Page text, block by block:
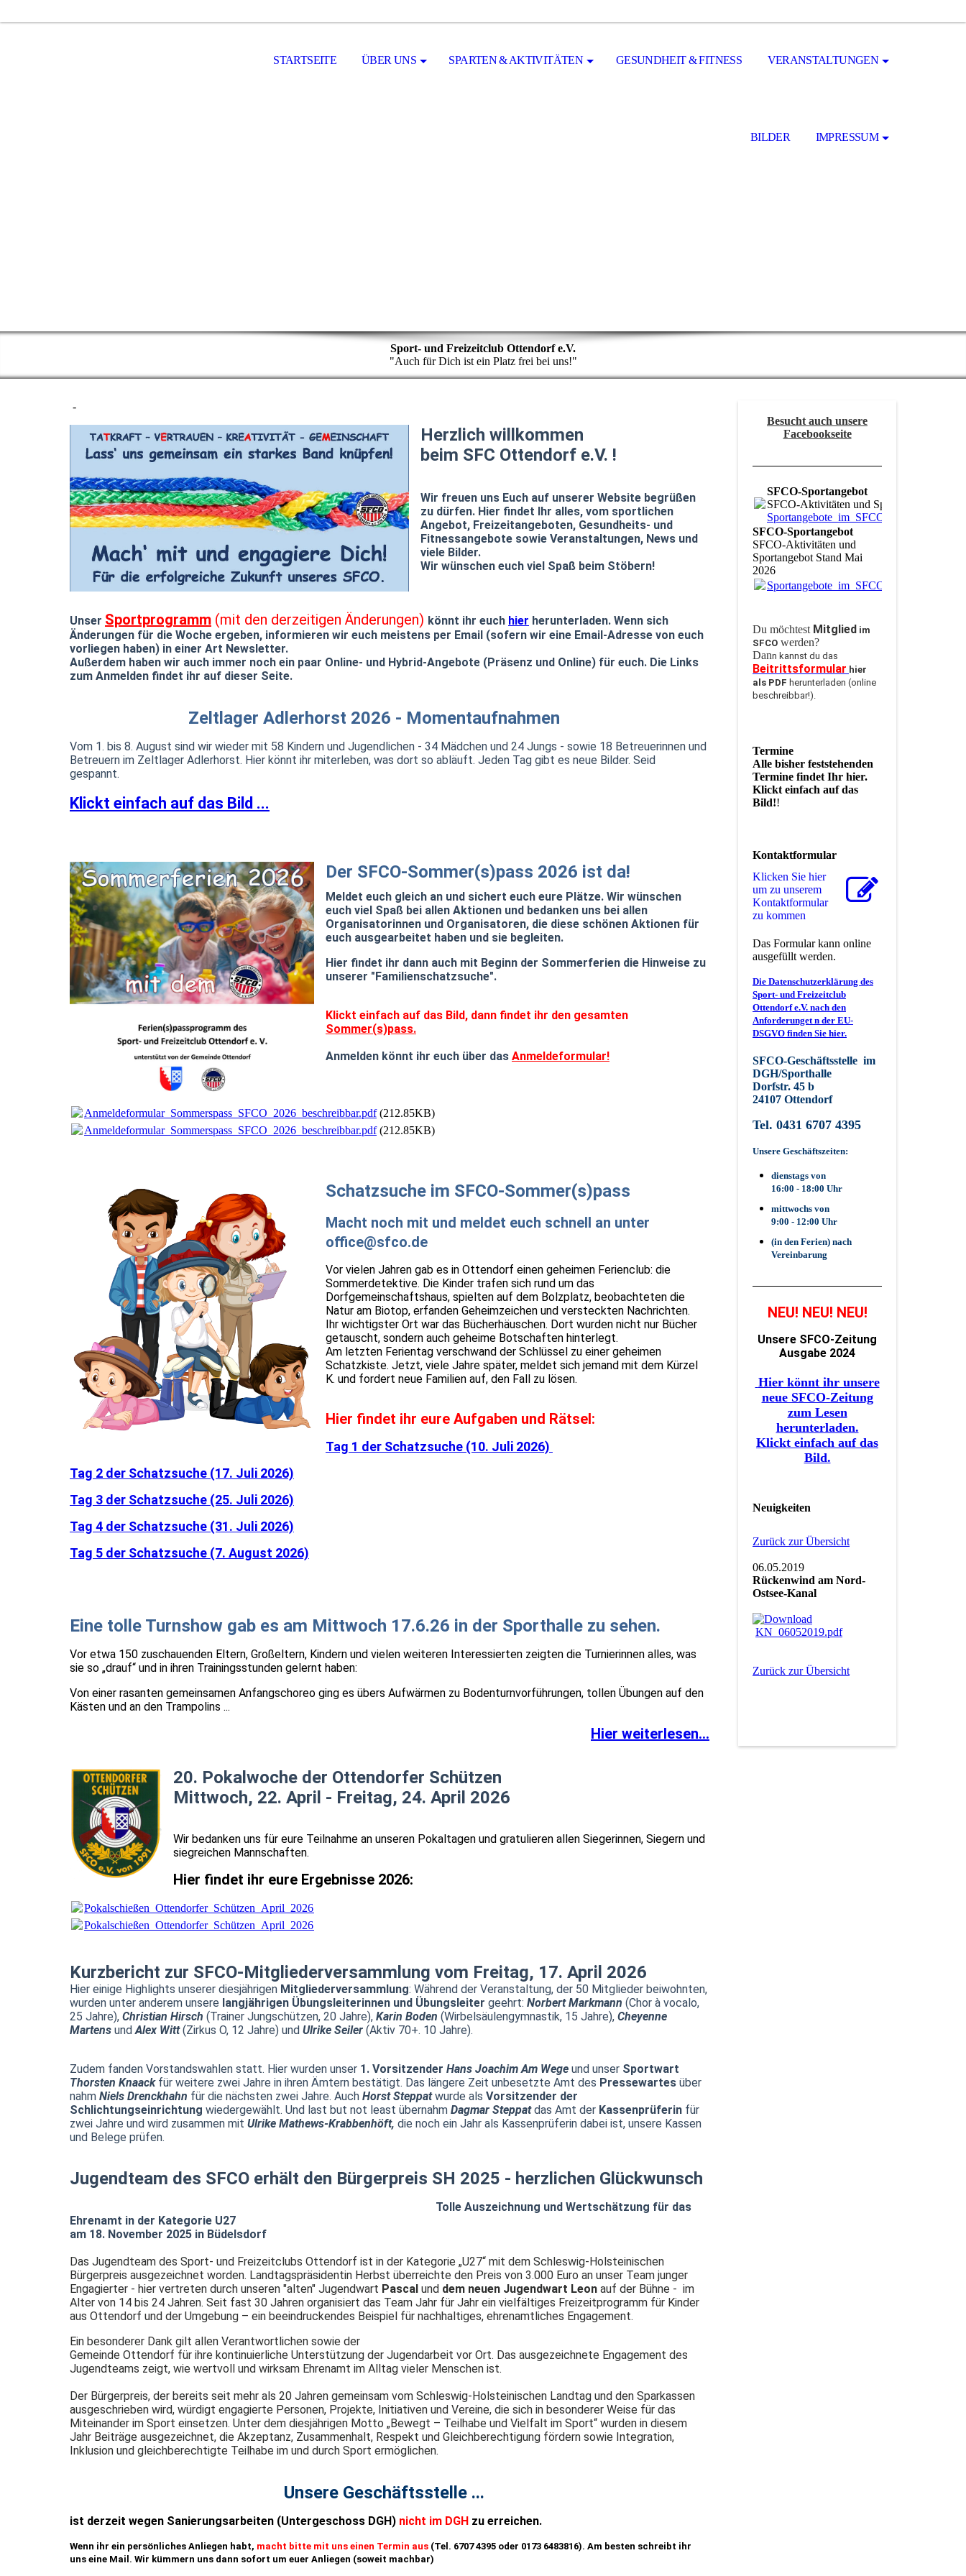
STARTSEITE ÜBER UNS SPARTEN & AKTIVITÄTEN GESUNDHEIT & FITNESS VERANSTALTUNGEN
BILDER IMPRESSUM
Sport- und Freizeitclub Ottendorf e.V.
"Auch für Dich ist ein Platz frei bei uns!"
-
Herzlich willkommen
beim SFC Ottendorf e.V. !
Wir freuen uns Euch auf unserer Website begrüßen
zu dürfen. Hier findet Ihr alles, vom sportlichen
Angebot, Freizeitangeboten, Gesundheits- und
Fitnessangebote sowie Veranstaltungen, News und
viele Bilder.
Wir wünschen euch viel Spaß beim Stöbern!
Unser Sportprogramm (mit den derzeitigen Änderungen) könnt ihr euch hier herunterladen. Wenn sich
Änderungen für die Woche ergeben, informieren wir euch meistens per Email (sofern wir eine Email-Adresse von euch
vorliegen haben) in einer Art Newsletter.
Außerdem haben wir auch immer noch ein paar Online- und Hybrid-Angebote (Präsenz und Online) für euch. Die Links
zum Anmelden findet ihr auf dieser Seite.
Zeltlager Adlerhorst 2026 - Momentaufnahmen
Vom 1. bis 8. August sind wir wieder mit 58 Kindern und Jugendlichen - 34 Mädchen und 24 Jungs - sowie 18 Betreuerinnen und
Betreuern im Zeltlager Adlerhorst. Hier könnt ihr miterleben, was dort so abläuft. Jeden Tag gibt es neue Bilder. Seid
gespannt.
Klickt einfach auf das Bild ...
Der SFCO-Sommer(s)pass 2026 ist da!
Meldet euch gleich an und sichert euch eure Plätze. Wir wünschen
euch viel Spaß bei allen Aktionen und bedanken uns bei allen
Organisatorinnen und Organisatoren, die diese schönen Aktionen für
euch ausgearbeitet haben und sie begleiten.
Hier findet ihr dann auch mit Beginn der Sommerferien die Hinweise zu
unserer "Familienschatzsuche".
Klickt einfach auf das Bild, dann findet ihr den gesamten
Sommer(s)pass.
Anmelden könnt ihr euch über das Anmeldeformular!
Anmeldeformular_Sommerspass_SFCO_2026_beschreibbar.pdf(212.85KB)
Anmeldeformular_Sommerspass_SFCO_2026_beschreibbar.pdf(212.85KB)
Schatzsuche im SFCO-Sommer(s)pass
Macht noch mit und meldet euch schnell an unter
office@sfco.de
Vor vielen Jahren gab es in Ottendorf einen geheimen Ferienclub: die
Sommerdetektive. Die Kinder trafen sich rund um das
Dorfgemeinschaftshaus, spielten auf dem Bolzplatz, beobachteten die
Natur am Biotop, erfanden Geheimzeichen und versteckten Nachrichten.
Ihr wichtigster Ort war das Bücherhäuschen. Dort wurden nicht nur Bücher
getauscht, sondern auch geheime Botschaften hinterlegt.
Am letzten Ferientag verschwand der Schlüssel zu einer geheimen
Schatzkiste. Jetzt, viele Jahre später, meldet sich jemand mit dem Kürzel
K. und fordert neue Familien auf, den Fall zu lösen.
Hier findet ihr eure Aufgaben und Rätsel:
Tag 1 der Schatzsuche (10. Juli 2026)
Tag 2 der Schatzsuche (17. Juli 2026)
Tag 3 der Schatzsuche (25. Juli 2026)
Tag 4 der Schatzsuche (31. Juli 2026)
Tag 5 der Schatzsuche (7. August 2026)
Eine tolle Turnshow gab es am Mittwoch 17.6.26 in der Sporthalle zu sehen.
Vor etwa 150 zuschauenden Eltern, Großeltern, Kindern und vielen weiteren Interessierten zeigten die Turnierinnen alles, was
sie so „drauf“ und in ihren Trainingsstunden gelernt haben:
Von einer rasanten gemeinsamen Anfangschoreo ging es übers Aufwärmen zu Bodenturnvorführungen, tollen Übungen auf den
Kästen und an den Trampolins ...
Hier weiterlesen...
20. Pokalwoche der Ottendorfer Schützen
Mittwoch, 22. April - Freitag, 24. April 2026
Wir bedanken uns für eure Teilnahme an unseren Pokaltagen und gratulieren allen Siegerinnen, Siegern und
siegreichen Mannschaften.
Hier findet ihr eure Ergebnisse 2026:
Pokalschießen_Ottendorfer_Schützen_April_2026.pdf
Pokalschießen_Ottendorfer_Schützen_April_2026.pdf
Kurzbericht zur SFCO-Mitgliederversammlung vom Freitag, 17. April 2026
Hier einige Highlights unserer diesjährigen Mitgliederversammlung: Während der Veranstaltung, der 50 Mitglieder beiwohnten,
wurden unter anderem unsere langjährigen Übungsleiterinnen und Übungsleiter geehrt: Norbert Markmann (Chor à vocalo,
25 Jahre), Christian Hirsch (Trainer Jungschützen, 20 Jahre), Karin Boden (Wirbelsäulengymnastik, 15 Jahre), Cheyenne
Martens und Alex Witt(Zirkus O, 12 Jahre) und Ulrike Seiler (Aktiv 70+. 10 Jahre).
Zudem fanden Vorstandswahlen statt. Hier wurden unser 1. Vorsitzender Hans Joachim Am Wege und unser Sportwart
Thorsten Knaackfür weitere zwei Jahre in ihren Ämtern bestätigt. Das längere Zeit unbesetzte Amt des Pressewartes über
nahm Niels Drenckhahn für die nächsten zwei Jahre. Auch Horst Steppatwurde als Vorsitzender der
Schlichtungseinrichtung wiedergewählt. Und last but not least übernahm Dagmar Steppatdas Amt der Kassenprüferin für
zwei Jahre und wird zusammen mit Ulrike Mathews-Krabbenhöft, die noch ein Jahr als Kassenprüferin dabei ist, unsere Kassen
und Belege prüfen.
Jugendteam des SFCO erhält den Bürgerpreis SH 2025 - herzlichen Glückwunsch
Tolle Auszeichnung und Wertschätzung für das
Ehrenamt in der Kategorie U27
am 18. November 2025 in Büdelsdorf
Das Jugendteam des Sport- und Freizeitclubs Ottendorf ist in der Kategorie „U27“ mit dem Schleswig-Holsteinischen
Bürgerpreis ausgezeichnet worden. Landtagspräsidentin Herbst überreichte den Preis von 3.000 Euro an unser Team junger
Engagierter - hier vertreten durch unseren "alten" Jugendwart Pascal und dem neuen Jugendwart Leon auf der Bühne - im
Alter von 14 bis 24 Jahren. Seit fast 30 Jahren organisiert das Team Jahr für Jahr ein vielfältiges Freizeitprogramm für Kinder
aus Ottendorf und der Umgebung – ein beeindruckendes Beispiel für nachhaltiges, ehrenamtliches Engagement.
Ein besonderer Dank gilt allen Verantwortlichen sowie der
Gemeinde Ottendorf für ihre kontinuierliche Unterstützung der Jugendarbeit vor Ort. Das ausgezeichnete Engagement des
Jugendteams zeigt, wie wertvoll und wirksam Ehrenamt im Alltag vieler Menschen ist.
Der Bürgerpreis, der bereits seit mehr als 20 Jahren gemeinsam vom Schleswig-Holsteinischen Landtag und den Sparkassen
ausgeschrieben wird, würdigt engagierte Personen, Projekte, Initiativen und Vereine, die sich in besonderer Weise für das
Miteinander im Sport einsetzen. Unter dem diesjährigen Motto „Bewegt – Teilhabe und Vielfalt im Sport“ wurden in diesem
Jahr Beiträge ausgezeichnet, die Akzeptanz, Zusammenhalt, Respekt und Gleichberechtigung fördern sowie Integration,
Inklusion und gleichberechtigte Teilhabe im und durch Sport ermöglichen.
Unsere Geschäftsstelle ...
ist derzeit wegen Sanierungsarbeiten (Untergeschoss DGH) nicht im DGH zu erreichen.
Wenn ihr ein persönliches Anliegen habt, macht bitte mit uns einen Termin aus (Tel. 6707 4395 oder 0173 6483816). Am besten schreibt ihr
uns eine Mail. Wir kümmern uns dann sofort um euer Anliegen (soweit machbar)
Besucht auch unsere
Facebookseite
SFCO-Sportangebot
SFCO-Aktivitäten und Sportangebot
SFCO-Sportangebot
SFCO-Aktivitäten und
Sportangebot Stand Mai
2026
Du möchtest Mitglied im
SFCO werden?
Dann kannst du das
Beitrittsformular hier
als PDF herunterladen (online
beschreibbar!).
Termine
Alle bisher feststehenden
Termine findet Ihr hier.
Klickt einfach auf das
Bild!!
Kontaktformular
Klicken Sie hier
um zu unserem
Kon­takt­for­mu­lar
zu kommen
Das Formular kann online
ausgefüllt werden.
Die Datenschutzerklärung des
Sport- und Freizeitclub
Ottendorf e.V. nach den
Anforderunget n der EU-
DSGVO finden Sie hier.
SFCO-Geschäftsstelle im
DGH/Sporthalle
Dorfstr. 45 b
24107 Ottendorf
Tel. 0431 6707 4395
Unsere Geschäftszeiten:
dienstags von
16:00 - 18:00 Uhr
mittwochs von
9:00 - 12:00 Uhr
(in den Ferien) nach
Vereinbarung
NEU! NEU! NEU!
Unsere SFCO-Zeitung
Ausgabe 2024
Hier könnt ihr unsere
neue SFCO-Zeitung
zum Lesen
herunterladen.
Klickt einfach auf das
Bild.
Neuigkeiten
Zurück zur Übersicht
06.05.2019
Rückenwind am Nord-
Ostsee-Kanal
KN_06052019.pdf
Zurück zur Übersicht